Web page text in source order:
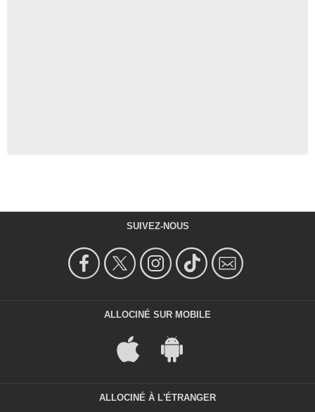
SUIVEZ-NOUS
ALLOCINÉ SUR MOBILE
ALLOCINÉ À L'ÉTRANGER